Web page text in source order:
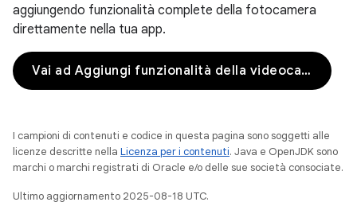
aggiungendo funzionalità complete della fotocamera
direttamente nella tua app.
Vai ad Aggiungi funzionalità della videocamera
I campioni di contenuti e codice in questa pagina sono soggetti alle
licenze descritte nella Licenza per i contenuti. Java e OpenJDK sono
marchi o marchi registrati di Oracle e/o delle sue società consociate.
Ultimo aggiornamento 2025-08-18 UTC.